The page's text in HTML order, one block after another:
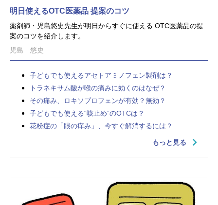
明日使えるOTC医薬品 提案のコツ
薬剤師・児島悠史先生が明日からすぐに使える OTC医薬品の提
案のコツを紹介します。
児島 悠史
子どもでも使えるアセトアミノフェン製剤は？
トラネキサム酸が喉の痛みに効くのはなぜ？
その痛み、ロキソプロフェンが有効？無効？
子どもでも使える“咳止め”のOTCは？
花粉症の「眼の痒み」、今すぐ解消するには？
もっと見る